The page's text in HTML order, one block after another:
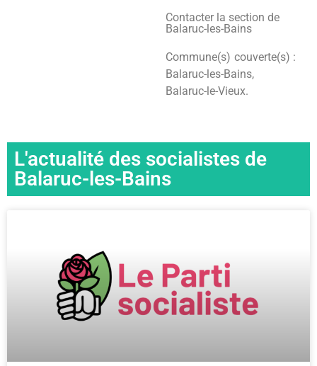
Contacter la section de
Balaruc-les-Bains
Commune(s) couverte(s) :
Balaruc-les-Bains,
Balaruc-le-Vieux.
L'actualité des socialistes de
Balaruc-les-Bains